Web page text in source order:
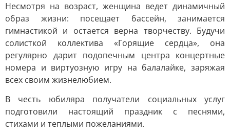
Несмотря на возраст, женщина ведет динамичный
образ жизни: посещает бассейн, занимается
гимнастикой и остается верна творчеству. Будучи
солисткой коллектива «Горящие сердца», она
регулярно дарит подопечным центра концертные
номера и виртуозную игру на балалайке, заряжая
всех своим жизнелюбием.
В честь юбиляра получатели социальных услуг
подготовили настоящий праздник с песнями,
стихами и теплыми пожеланиями.